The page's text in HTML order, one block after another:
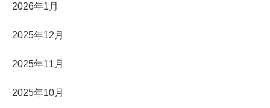
2026年1月
2025年12月
2025年11月
2025年10月